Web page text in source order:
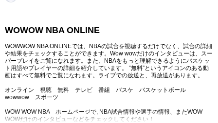
WOWOW NBA ONLINE
WOWWOW NBA ONLINEでは、NBAの試合を視聴するだけでなく、試合の詳細
や結果をチェックすることができます。Wow wowだけのインタビューは、スー
パープレイをご覧になれます。また、NBAをもっと理解できるようにバスケッ
ト用語やプレイヤーの詳細を紹介しています。 “無料”というアイコンのある動
画はすべて無料でご覧になれます。ライブでの放送と、再放送があります。
オンライン 視聴 無料 テレビ 番組 バスケ バスケットボール
wowwow スポーツ
WOW WOW NBA ホームページで, NBA試合情報や選手の情報、またWOW
WOWだけのインタビューなどをチェックしてください！